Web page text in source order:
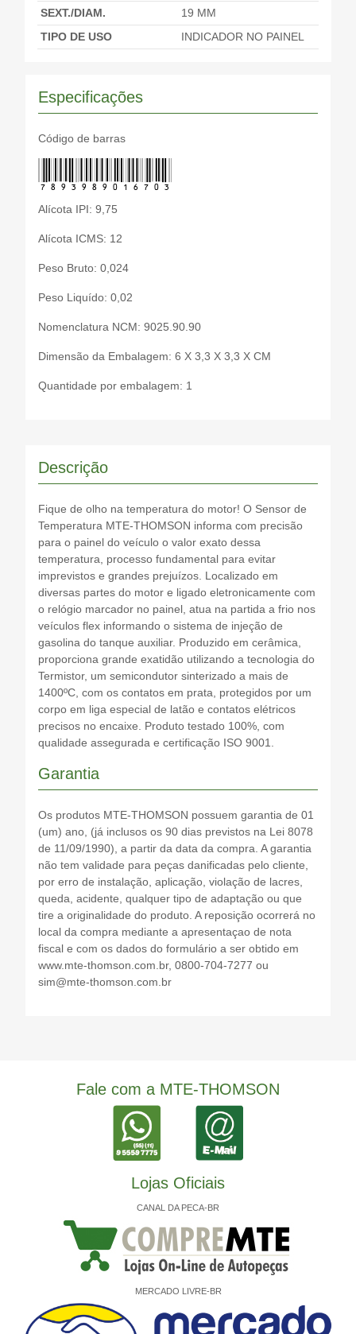
SEXT./DIAM.
19 MM
TIPO DE USO
INDICADOR NO PAINEL
Especificações
Código de barras
7893989016703
Alícota IPI: 9,75
Alícota ICMS: 12
Peso Bruto: 0,024
Peso Liquído: 0,02
Nomenclatura NCM: 9025.90.90
Dimensão da Embalagem: 6 X 3,3 X 3,3 X CM
Quantidade por embalagem: 1
Descrição
Fique de olho na temperatura do motor! O Sensor de
Temperatura MTE-THOMSON informa com precisão
para o painel do veículo o valor exato dessa
temperatura, processo fundamental para evitar
imprevistos e grandes prejuízos. Localizado em
diversas partes do motor e ligado eletronicamente com
o relógio marcador no painel, atua na partida a frio nos
veículos flex informando o sistema de injeção de
gasolina do tanque auxiliar. Produzido em cerâmica,
proporciona grande exatidão utilizando a tecnologia do
Termistor, um semicondutor sinterizado a mais de
1400ºC, com os contatos em prata, protegidos por um
corpo em liga especial de latão e contatos elétricos
precisos no encaixe. Produto testado 100%, com
qualidade assegurada e certificação ISO 9001.
Garantia
Os produtos MTE-THOMSON possuem garantia de 01
(um) ano, (já inclusos os 90 dias previstos na Lei 8078
de 11/09/1990), a partir da data da compra. A garantia
não tem validade para peças danificadas pelo cliente,
por erro de instalação, aplicação, violação de lacres,
queda, acidente, qualquer tipo de adaptação ou que
tire a originalidade do produto. A reposição ocorrerá no
local da compra mediante a apresentaçao de nota
fiscal e com os dados do formulário a ser obtido em
www.mte-thomson.com.br, 0800-704-7277 ou
sim@mte-thomson.com.br
Fale com a MTE-THOMSON
Lojas Oficiais
CANAL DA PECA-BR
MERCADO LIVRE-BR